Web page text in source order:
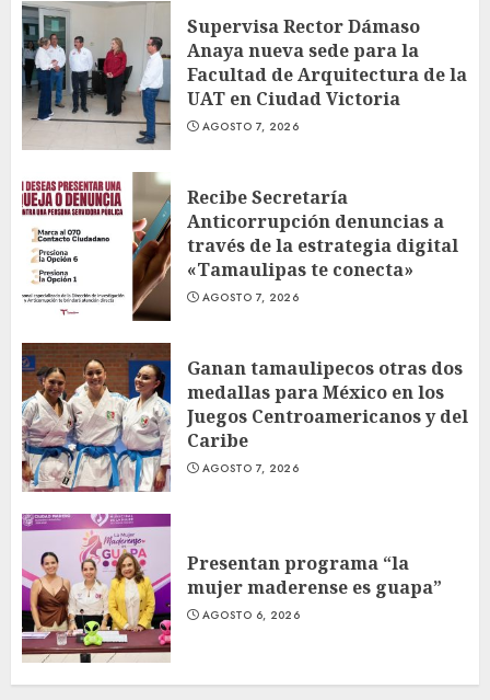
Supervisa Rector Dámaso
Anaya nueva sede para la
Facultad de Arquitectura de la
UAT en Ciudad Victoria
AGOSTO 7, 2026
Recibe Secretaría
Anticorrupción denuncias a
través de la estrategia digital
«Tamaulipas te conecta»
AGOSTO 7, 2026
Ganan tamaulipecos otras dos
medallas para México en los
Juegos Centroamericanos y del
Caribe
AGOSTO 7, 2026
Presentan programa “la
mujer maderense es guapa”
AGOSTO 6, 2026